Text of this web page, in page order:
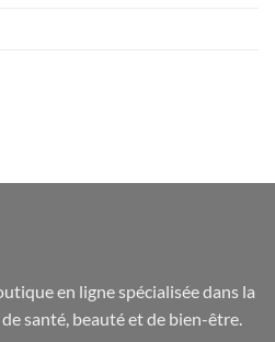
en ligne spécialisée dans la
santé, beauté et de bien-être.